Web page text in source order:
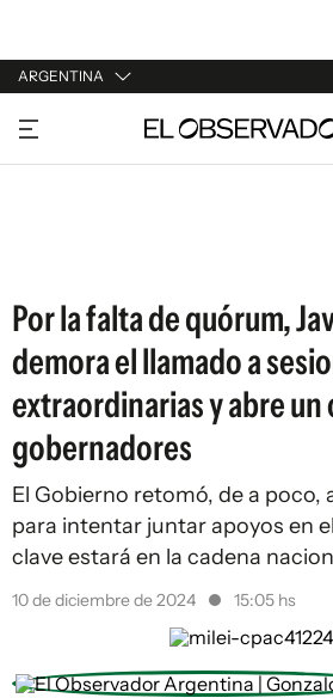
ARGENTINA
URUGUAY
ARGENTINA
Por la falta de quórum,
demora el llamado a
extraordinarias y abre un
gobernadores
El Gobierno retomó, de a poco,
para intentar juntar apoyos en
clave estará en la cadena
10 de diciembre de 2024 15:05 hs